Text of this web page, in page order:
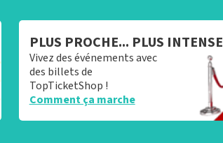
PLUS PROCHE... PLUS INTENSE
Vivez des événements avec
des billets de
TopTicketShop !
Comment ça marche